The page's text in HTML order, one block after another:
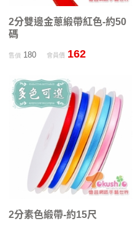
2分雙邊金蔥緞帶紅色-約50
碼
售價180 會員價 162
2分素色緞帶-約15尺